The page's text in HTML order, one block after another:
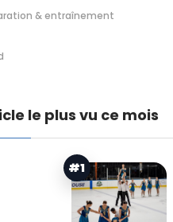
& entraînement
le plus vu ce mois
#1